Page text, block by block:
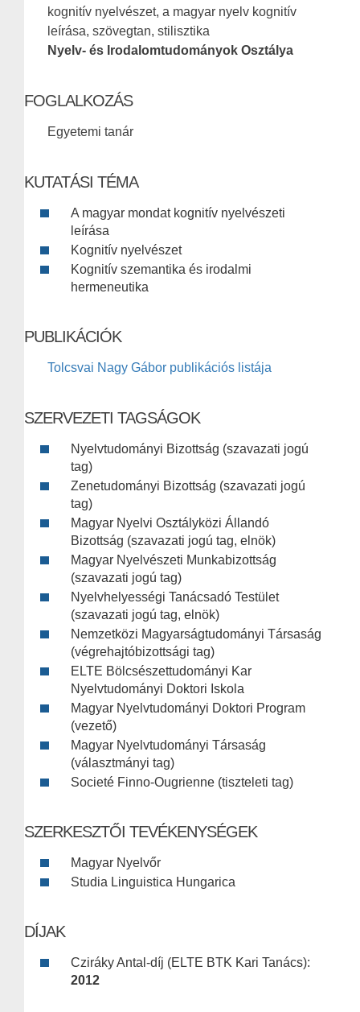
kognitív nyelvészet, a magyar nyelv kognitív
leírása, szövegtan, stilisztika
Nyelv- és Irodalomtudományok Osztálya
FOGLALKOZÁS
Egyetemi tanár
KUTATÁSI TÉMA
A magyar mondat kognitív nyelvészeti
leírása
Kognitív nyelvészet
Kognitív szemantika és irodalmi
hermeneutika
PUBLIKÁCIÓK
Tolcsvai Nagy Gábor publikációs listája
SZERVEZETI TAGSÁGOK
Nyelvtudományi Bizottság (szavazati jogú
tag)
Zenetudományi Bizottság (szavazati jogú
tag)
Magyar Nyelvi Osztályközi Állandó
Bizottság (szavazati jogú tag, elnök)
Magyar Nyelvészeti Munkabizottság
(szavazati jogú tag)
Nyelvhelyességi Tanácsadó Testület
(szavazati jogú tag, elnök)
Nemzetközi Magyarságtudományi Társaság
(végrehajtóbizottsági tag)
ELTE Bölcsészettudományi Kar
Nyelvtudományi Doktori Iskola
Magyar Nyelvtudományi Doktori Program
(vezető)
Magyar Nyelvtudományi Társaság
(választmányi tag)
Societé Finno-Ougrienne (tiszteleti tag)
SZERKESZTŐI TEVÉKENYSÉGEK
Magyar Nyelvőr
Studia Linguistica Hungarica
DÍJAK
Cziráky Antal-díj (ELTE BTK Kari Tanács):
2012